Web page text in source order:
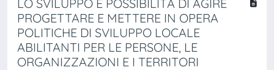
LO SVILUPPO È POSSIBILITÀ DI AGIRE
PROGETTARE E METTERE IN OPERA
POLITICHE DI SVILUPPO LOCALE
ABILITANTI PER LE PERSONE, LE
ORGANIZZAZIONI E I TERRITORI